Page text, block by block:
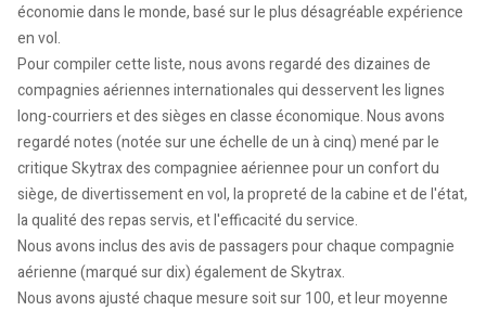
économie dans le monde, basé sur le plus désagréable expérience
en vol.
Pour compiler cette liste, nous avons regardé des dizaines de
compagnies aériennes internationales qui desservent les lignes
long-courriers et des sièges en classe économique. Nous avons
regardé notes (notée sur une échelle de un à cinq) mené par le
critique Skytrax des compagniee aériennee pour un confort du
siège, de divertissement en vol, la propreté de la cabine et de l'état,
la qualité des repas servis, et l'efficacité du service.
Nous avons inclus des avis de passagers pour chaque compagnie
aérienne (marqué sur dix) également de Skytrax.
Nous avons ajusté chaque mesure soit sur 100, et leur moyenne